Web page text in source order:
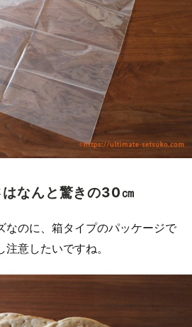
はなんと驚きの30㎝
なのに、箱タイプのパッケージで
意したいですね。